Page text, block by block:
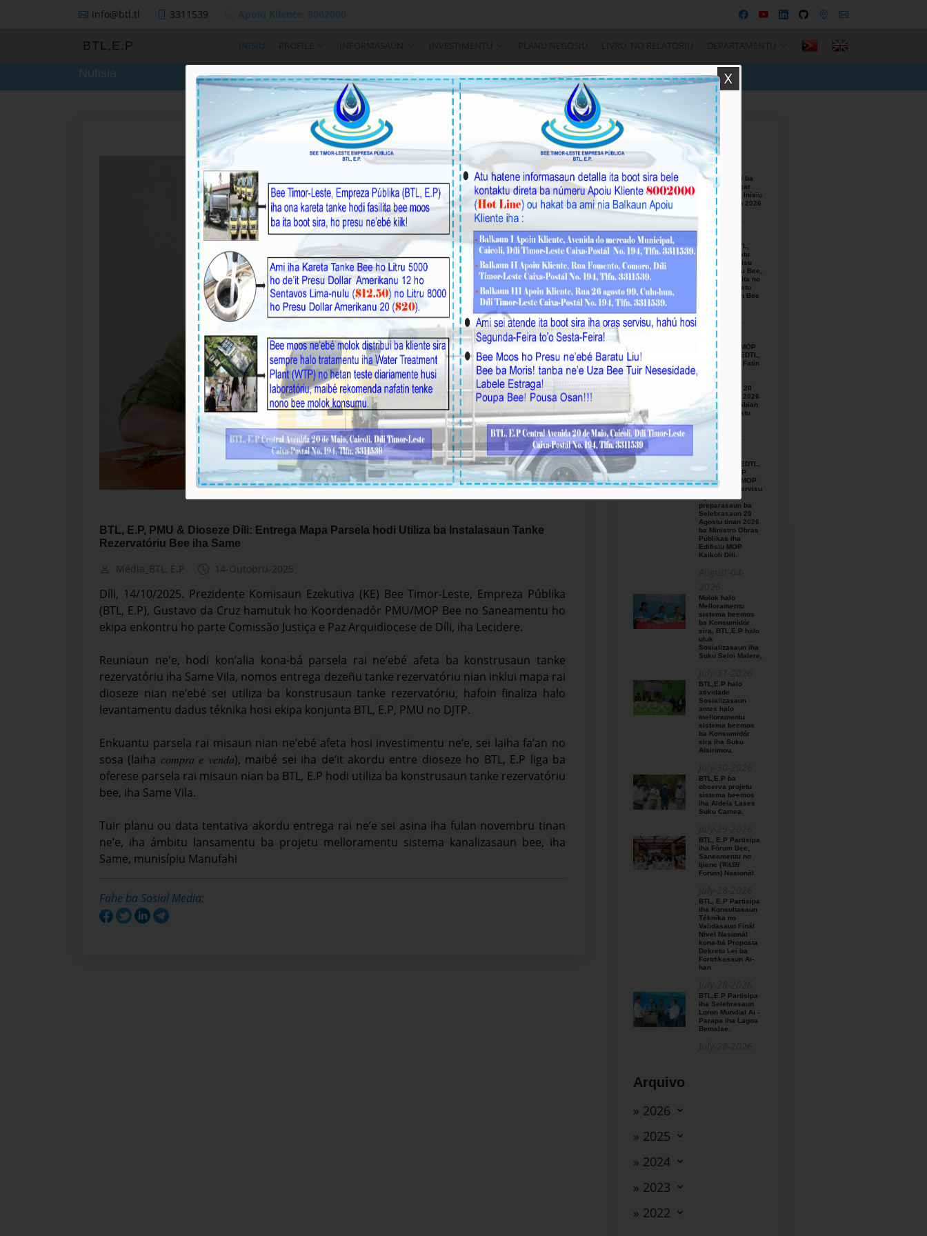
info@btl.tl 3311539
BTL,E.P INISIU PROFILE INFORMASAUN INVESTIMENTU PLANU NEGÓSIU LIVRU NO RELATÓRIU DEPARTAMENTU
Nutisia
BTL, E.P, PMU & Dioseze Díli: Entrega Mapa Parsela hodi Utiliza ba Instalasaun Tanke
Rezervatóriu Bee iha Same
Média_BTL, E.P 14-Outobru-2025
Díli, 14/10/2025. Prezidente Komisaun Ezekutiva (KE) Bee Timor-Leste, Empreza Públika
(BTL, E.P), Gustavo da Cruz hamutuk ho Koordenadór PMU/MOP Bee no Saneamentu ho
ekipa enkontru ho parte Comissão Justiça e Paz Arquidiocese de Díli, iha Lecidere.
Reuniaun ne'e, hodi kon’alia kona-bá parsela rai ne’ebé afeta ba konstrusaun tanke
rezervatóriu iha Same Vila, nomos entrega dezeñu tanke rezervatóriu nian inklui mapa rai
dioseze nian ne’ebé sei utiliza ba konstrusaun tanke rezervatóriu, hafoin finaliza halo
levantamentu dadus téknika hosi ekipa konjunta BTL, E.P, PMU no DJTP.
Enkuantu parsela rai misaun nian ne’ebé afeta hosi investimentu ne’e, sei laiha fa’an no
sosa (laiha 𝑐𝑜𝑚𝑝𝑟𝑎 𝑒 𝑣𝑒𝑛𝑑𝑎), maibé sei iha de’it akordu entre dioseze ho BTL, E.P liga ba
oferese parsela rai misaun nian ba BTL, E.P hodi utiliza ba konstrusaun tanke rezervatóriu
bee, iha Same Vila.
Tuir planu ou data tentativa akordu entrega rai ne’e sei asina iha fulan novembru tinan
ne’e, iha ámbitu lansamentu ba projetu melloramentu sistema kanalizasaun bee, iha
Same, munisípiu Manufahi
Fahe ba Sosial Media:
Recent Posts
BTL, E.P
Responsável ba
Seremónia Içar
Bandeira iha Inísiu
Fulan Agostu 2026
August-05-
2026
Ezekutivu BTL,
E.P Orienta atu
Mellora Servisu
Fornesimentu Bee,
Hasa’e Reseita no
Finaliza Projetu
Kanalizasaun Bee
August-05-
2026
BTL, E.P ho MOP
hamutuk ho EDTL,
E.P,Observa Fatin
preparasaun
beemos ba
Selebrasaun 20
Agostu tinan 2026
iha foho Matabian
Hun area Postu
Kelekai.
August-03-
2026
BTL, E.P ho EDTL,
E.P no IGE I.P
enkontru ho MOP
hodi relata servisu
preparasaun ba
Selebrasaun 20
Agostu tinan 2026
ba Ministro Obras
Públikas iha
Edifisiu MOP
Kaikoli Dili.
Molok halo
Melloramentu
sistema beemos
ba Konsumidór
sira, BTL,E.P halo
uluk
Sosializasaun iha
Suku Seloi Malere,
BTL,E.P halo
atividade
Sosializasaun
antes halo
melloramentu
sistema beemos
ba Konsumidór
sira iha Suku
Aisirimou.
BTL,E.P ba
observa projetu
sistema beemos
iha Aldeia Lases
Suku Camea.
BTL, E.P Partisipa
iha Fórum Bee,
Saneamentu no
Ijiene (𝑊𝐴𝑆𝐻
Forum) Nasionál
BTL, E.P Partisipa
iha Konsultasaun
Téknika no
Validasaun Finál
Nível Nasionál
kona-bá Proposta
Dekretu Lei ba
Fortifikasaun Ai-
han
BTL,E.P Partisipa
iha Selebrasaun
Loron Mundial Ai -
Parapa iha Lagoa
Bemalae.
Arquivo
» 2026
» 2025
» 2024
» 2023
» 2022
X